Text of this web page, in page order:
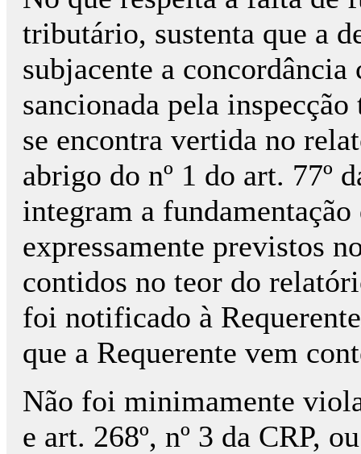
tributário, sustenta que a
subjacente a
sancionada pela
se encontra vertida no
abrigo do nº 1 do art. 77º
integram a
expressamente previstos
contidos no teor do
foi notificado à
que a Requerente vem
Não foi minimamente
e art. 268º, nº 3 da CRP,